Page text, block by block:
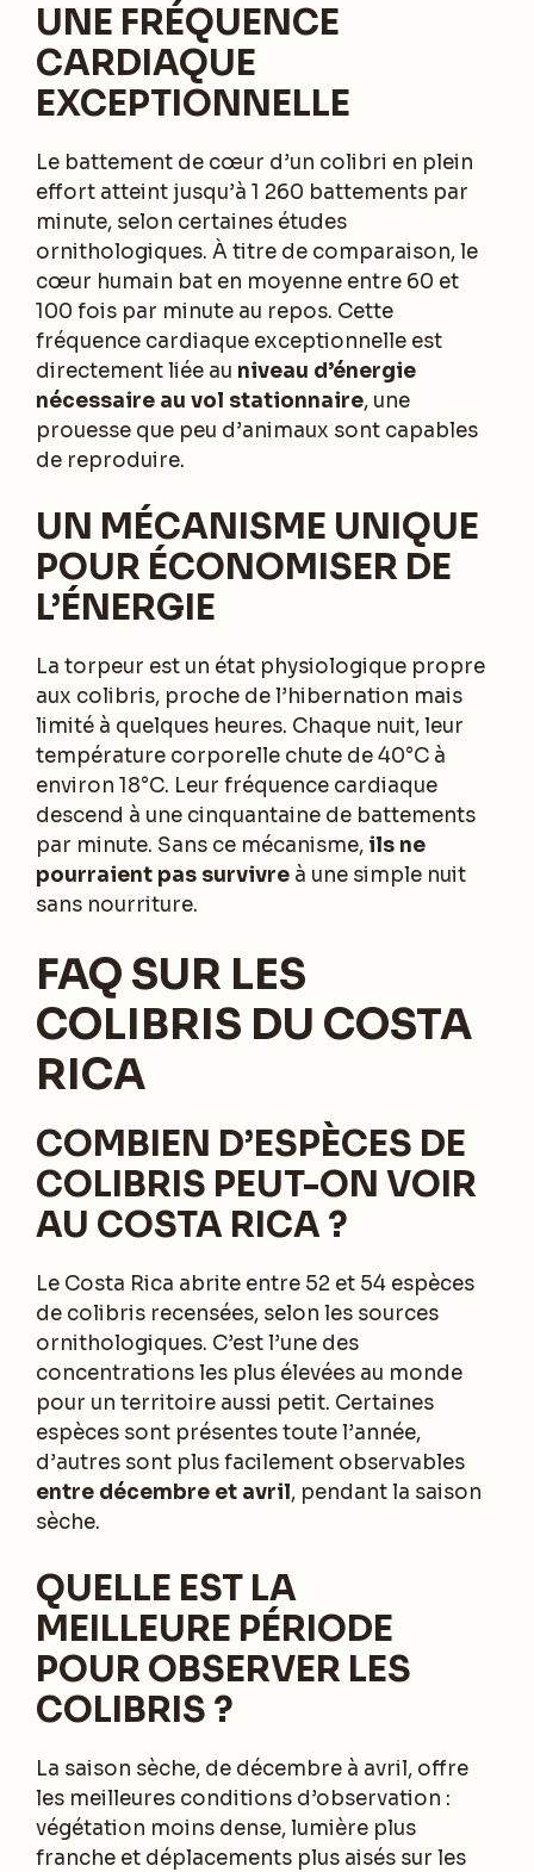
UNE FRÉQUENCE
CARDIAQUE
EXCEPTIONNELLE
Le battement de cœur d’un colibri en plein
effort atteint jusqu’à 1 260 battements par
minute, selon certaines études
ornithologiques. À titre de comparaison, le
cœur humain bat en moyenne entre 60 et
100 fois par minute au repos. Cette
fréquence cardiaque exceptionnelle est
directement liée au niveau d’énergie
nécessaire au vol stationnaire, une
prouesse que peu d’animaux sont capables
de reproduire.
UN MÉCANISME UNIQUE
POUR ÉCONOMISER DE
L’ÉNERGIE
La torpeur est un état physiologique propre
aux colibris, proche de l’hibernation mais
limité à quelques heures. Chaque nuit, leur
température corporelle chute de 40°C à
environ 18°C. Leur fréquence cardiaque
descend à une cinquantaine de battements
par minute. Sans ce mécanisme, ils ne
pourraient pas survivre à une simple nuit
sans nourriture.
FAQ SUR LES
COLIBRIS DU COSTA
RICA
COMBIEN D’ESPÈCES DE
COLIBRIS PEUT-ON VOIR
AU COSTA RICA ?
Le Costa Rica abrite entre 52 et 54 espèces
de colibris recensées, selon les sources
ornithologiques. C’est l’une des
concentrations les plus élevées au monde
pour un territoire aussi petit. Certaines
espèces sont présentes toute l’année,
d’autres sont plus facilement observables
entre décembre et avril, pendant la saison
sèche.
QUELLE EST LA
MEILLEURE PÉRIODE
POUR OBSERVER LES
COLIBRIS ?
La saison sèche, de décembre à avril, offre
les meilleures conditions d’observation :
végétation moins dense, lumière plus
franche et déplacements plus aisés sur les